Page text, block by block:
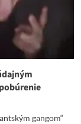
gangom“